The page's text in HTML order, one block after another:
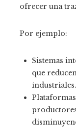
ofrecer una
Por ejemplo:
Sistemas
que
industriales.